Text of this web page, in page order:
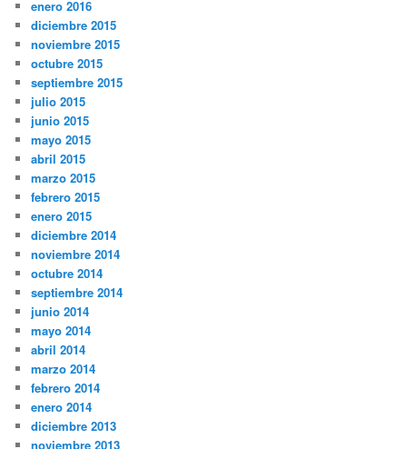
enero 2016
diciembre 2015
noviembre 2015
octubre 2015
septiembre 2015
julio 2015
junio 2015
mayo 2015
abril 2015
marzo 2015
febrero 2015
enero 2015
diciembre 2014
noviembre 2014
octubre 2014
septiembre 2014
junio 2014
mayo 2014
abril 2014
marzo 2014
febrero 2014
enero 2014
diciembre 2013
noviembre 2013